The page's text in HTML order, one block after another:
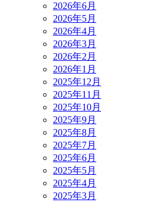
2026年6月
2026年5月
2026年4月
2026年3月
2026年2月
2026年1月
2025年12月
2025年11月
2025年10月
2025年9月
2025年8月
2025年7月
2025年6月
2025年5月
2025年4月
2025年3月